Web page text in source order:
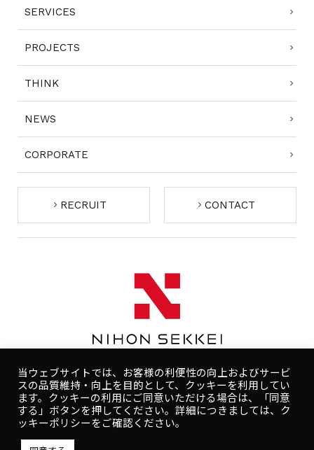
SERVICES
PROJECTS
THINK
NEWS
CORPORATE
RECRUIT CONTACT
コンプライアンスポリシー
プライバシーポリシー
当ウェブサイトでは、お客様の利便性の向上およびサービ
スの品質維持・向上を目的として、クッキーを利用してい
ます。クッキーの利用にご同意いただける場合は、「同意
する」ボタンを押してください。詳細につきましては、ク
ッキーポリシーをご確認ください。